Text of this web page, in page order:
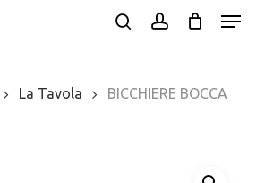
Menu
La Tavola
BICCHIERE BOCCAMenu